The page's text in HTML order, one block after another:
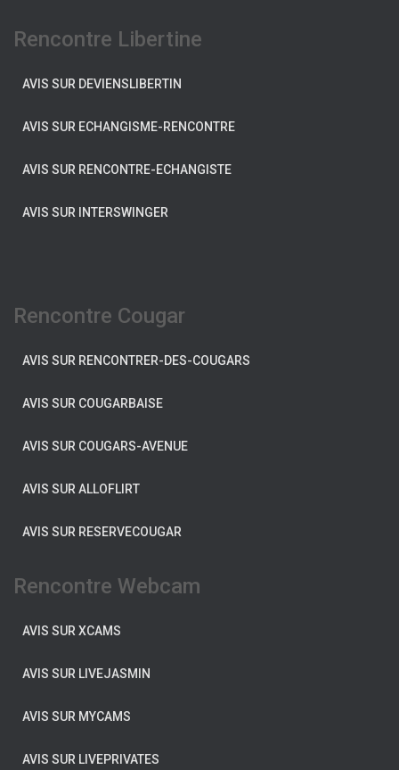
Rencontre Libertine
AVIS SUR DEVIENSLIBERTIN
AVIS SUR ECHANGISME-RENCONTRE
AVIS SUR RENCONTRE-ECHANGISTE
AVIS SUR INTERSWINGER
Rencontre Cougar
AVIS SUR RENCONTRER-DES-COUGARS
AVIS SUR COUGARBAISE
AVIS SUR COUGARS-AVENUE
AVIS SUR ALLOFLIRT
AVIS SUR RESERVECOUGAR
Rencontre Webcam
AVIS SUR XCAMS
AVIS SUR LIVEJASMIN
AVIS SUR MYCAMS
AVIS SUR LIVEPRIVATES